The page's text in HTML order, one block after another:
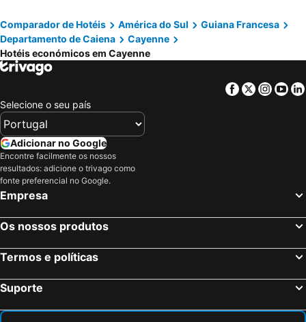
Comparador de Hotéis América do Sul
Guiana Francesa
Departamento de Caiena
Cayenne
Hotéis económicos em Cayenne
Facebook
Twitter
Selecione o seu país
Adicionar no Google
Encontre facilmente os nossos
resultados: adicione o trivago como
fonte preferencial no Google.
Empresa
Os nossos produtos
Termos e políticas
Suporte